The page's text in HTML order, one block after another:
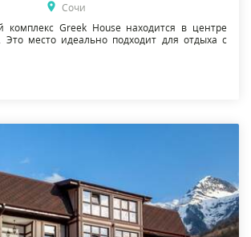
Сочи
комплекс Greek House находится в центре
место идеально подходит для отдыха с